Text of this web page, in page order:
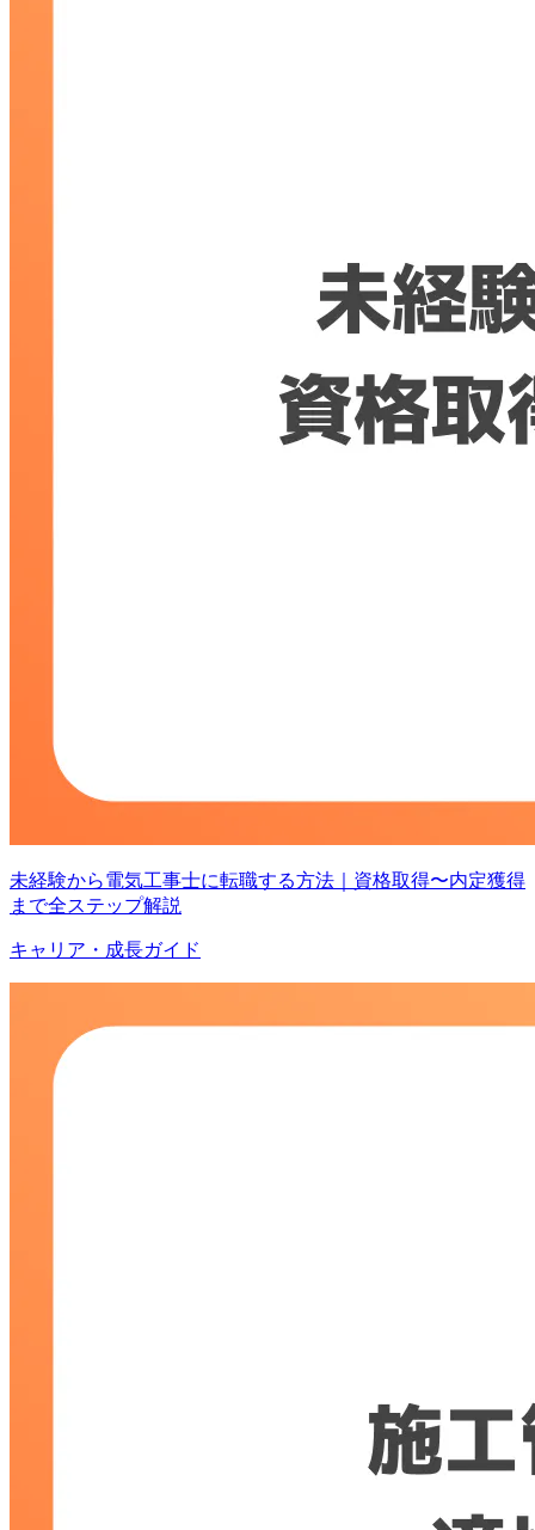
未経験から電気工事士に転職する方法｜資格取得〜内定獲得
まで全ステップ解説
キャリア・成長ガイド